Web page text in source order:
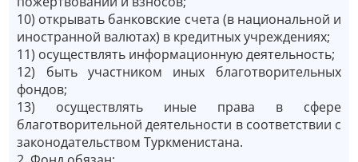
10) открывать банковские счета (в национальной и
иностранной валютах) в кредитных учреждениях;
11) осуществлять информационную деятельность;
12) быть участником иных благотворительных
фондов;
13) осуществлять иные права в сфере
благотворительной деятельности в соответствии с
законодательством Туркменистана.